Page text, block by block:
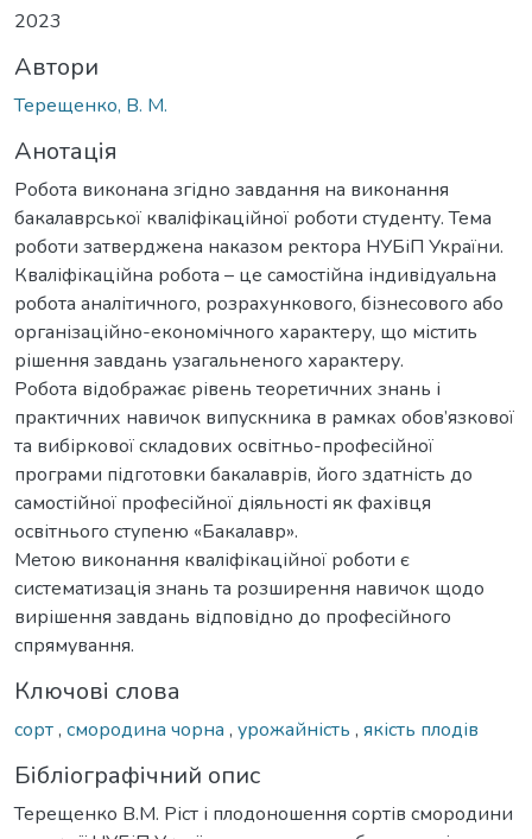
2023
Автори
Терещенко, В. М.
Анотація
Робота виконана згідно завдання на виконання
бакалаврської кваліфікаційної роботи студенту. Тема
роботи затверджена наказом ректора НУБіП України.
Кваліфікаційна робота – це самостійна індивідуальна
робота аналітичного, розрахункового, бізнесового або
організаційно-економічного характеру, що містить
рішення завдань узагальненого характеру.
Робота відображає рівень теоретичних знань і
практичних навичок випускника в рамках обов’язкової
та вибіркової складових освітньо-професійної
програми підготовки бакалаврів, його здатність до
самостійної професійної діяльності як фахівця
освітнього ступеню «Бакалавр».
Метою виконання кваліфікаційної роботи є
систематизація знань та розширення навичок щодо
вирішення завдань відповідно до професійного
спрямування.
Ключові слова
сорт, смородина чорна , урожайність , якість плодів
Бібліографічний опис
Терещенко В.М. Ріст і плодоношення сортів смородини